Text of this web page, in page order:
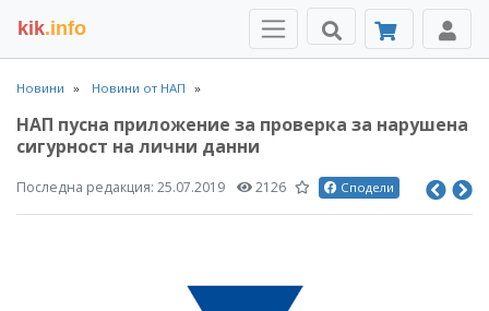
kik.info
Новини Новини от НАП
НАП пусна приложение за проверка за нарушена
сигурност на лични данни
Последна редакция: 25.07.2019 2126 Сподели